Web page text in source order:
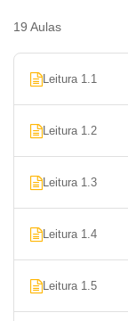
19 Aulas
Leitura 1.1
Leitura 1.2
Leitura 1.3
Leitura 1.4
Leitura 1.5